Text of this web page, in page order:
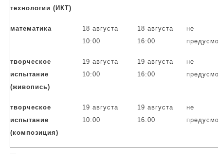
технологии (ИКТ)
математика
18 августа
10:00
18 августа
16:00
не
пред
творческое
испытание
(живопись)
19 августа
10:00
19 августа
16:00
не
пред
творческое
испытание
(композиция)
19 августа
10:00
19 августа
16:00
не
пред
—